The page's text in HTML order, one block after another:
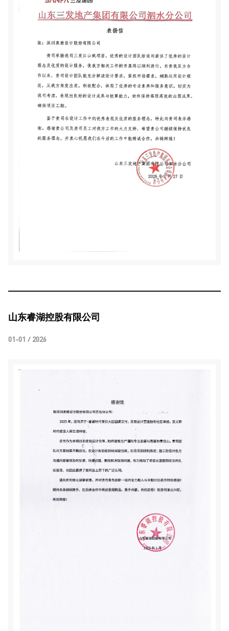
山东睿湖控股有限公司
01-01 / 2026